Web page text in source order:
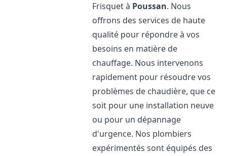
Frisquet à Poussan. Nous
offrons des services de haute
qualité pour répondre à vos
besoins en matière de
chauffage. Nous intervenons
rapidement pour résoudre vos
problèmes de chaudière, que ce
soit pour une installation neuve
ou pour un dépannage
d'urgence. Nos plombiers
expérimentés sont équipés des